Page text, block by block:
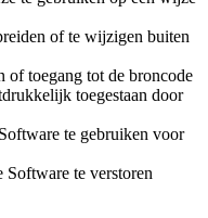
of te wijzigen buiten
of toegang tot de broncode
toegestaan door
te gebruiken voor
te verstoren